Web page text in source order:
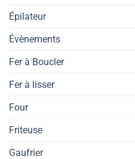
Épilateur
Évènements
Fer à Boucler
Fer à lisser
Four
Friteuse
Gaufrier